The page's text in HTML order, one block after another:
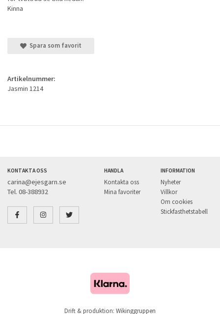
Kinna
Spara som favorit
Artikelnummer:
Jasmin 1214
KONTAKTA OSS
carina@ejesgarn.se
Tel. 08-388932
HANDLA
Kontakta oss
Mina favoriter
INFORMATION
Nyheter
Villkor
Om cookies
Stickfasthetstabell
Drift & produktion: Wikinggruppen